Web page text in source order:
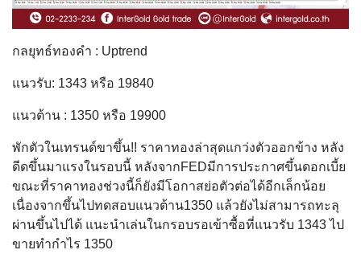
กลยุทธ์ทองคำ : Uptrend
แนวรับ: 1343 หรือ 19840
แนวต้าน : 1350 หรือ 19900
พักตัวในเทรนด์ขาขึ้น!! ราคาทองล่าสุดแกว่งตัวออกข้าง หลัง
ดีดขึ้นมาแรงในรอบนี้ หลังจากFEDมีการประกาศขึ้นดอกเบี้ย
ขณะที่ราคาทองช่วงนี้ก็ยังมีโอกาสย่อตัวต่อได้อีกเล็กน้อย
เนื่องจากขึ้นไปทดสอบแนวต้าน1350 แล้วยังไม่สามารถทะลุ
ผ่านขึ้นไปได้ แนะนำเล่นในกรอบรอเข้าซื้อที่แนวรับ 1343 ไป
ขายทำกำไร 1350